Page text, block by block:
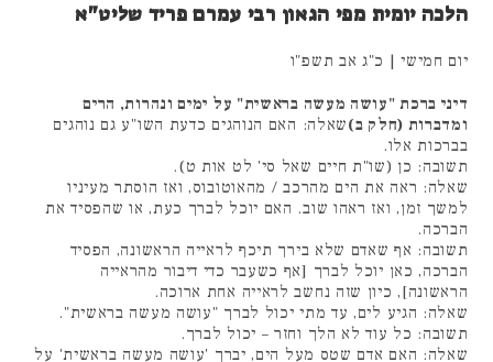
הלכה יומית מפי הגאון רבי עמרם פריד שליט"א
יום חמישי | כ"ג אב תשפ"ו
דיני ברכת "עושה מעשה בראשית" על ימים ונהרות, הרים
ומדברות (חלק ב)שאלה: האם הנוהגים כדעת השו"ע גם נוהגים
בברכות אלו.
תשובה: כן (שו"ת חיים שאל סי' לט אות ט).
שאלה: ראה את הים מהרכב / מהאוטובוס, ואז הוסתר מעיניו
למשך זמן, ואז ראהו שוב. האם יוכל לברך כעת, או שהפסיד את
הברכה.
תשובה: אף שאדם שלא בירך תיכף לראייה הראשונה, הפסיד
הברכה, כאן יוכל לברך [אף כשעבר כדי דיבור מהראייה
הראשונה], כיון שזה נחשב לראייה אחת ארוכה.
שאלה: הגיע לים, עד מתי יכול לברך "עושה מעשה בראשית".
תשובה: כל עוד לא הלך וחזר – יכול לברך.
שאלה: האם אדם שטס מעל הים, יברך 'עושה מעשה בראשית' על